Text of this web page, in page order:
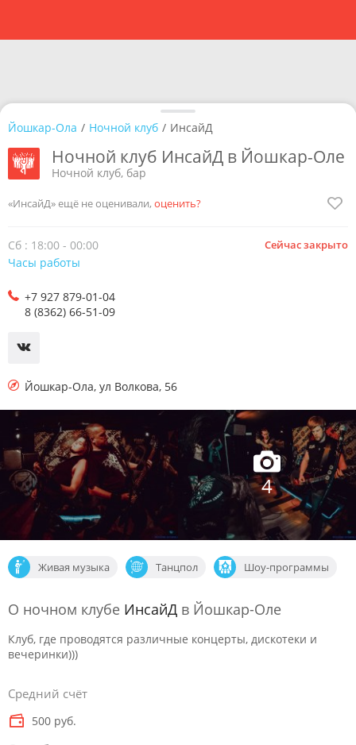
4
Живая музыка Танцпол Шоу-программы
Йошкар-Ола / Ночной клуб / ИнсайД
Ночной клуб ИнсайД в Йошкар-Оле
Ночной клуб, бар
«ИнсайД» ещё не оценивали, оценить?
+7 927 879-01-04
8 (8362) 66-51-09
Йошкар-Ола, ул Волкова, 56
Сейчас закрыто
Сб : 18:00 - 00:00
Часы работы
О ночном клубе ИнсайД в Йошкар-Оле
Клуб, где проводятся различные концерты, дискотеки и
вечеринки)))
Средний счёт
500 руб.